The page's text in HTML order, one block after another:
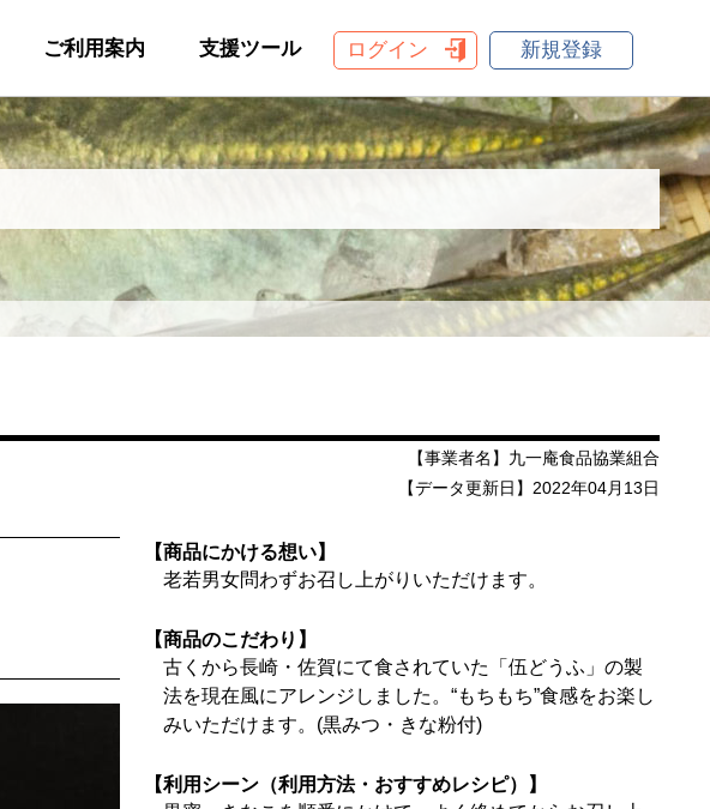
ご利用案内 支援ツール ログイン 新規登録
【事業者名】九一庵食品協業組合
【データ更新日】2022年04月13日
【商品にかける想い】
老若男女問わずお召し上がりいただけます。
【商品のこだわり】
古くから長崎・佐賀にて食されていた「伍どうふ」の製
法を現在風にアレンジしました。“もちもち”食感をお楽し
みいただけます。(黒みつ・きな粉付)
【利用シーン（利用方法・おすすめレシピ）】